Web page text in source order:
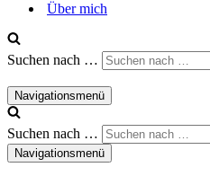
Über mich
Suchen nach …
Navigationsmenü
Suchen nach …
Navigationsmenü